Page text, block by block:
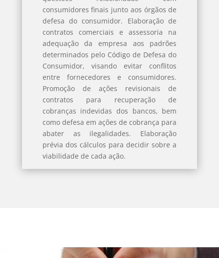
consumidores finais junto aos órgãos de
defesa do consumidor. Elaboração de
contratos comerciais e assessoria na
adequação da empresa aos padrões
determinados pelo Código de Defesa do
Consumidor, visando evitar conflitos
entre fornecedores e consumidores.
Promoção de ações revisionais de
contratos para recuperação de
cobranças indevidas dos bancos, bem
como defesa em ações de cobrança para
abater as ilegalidades. Elaboração
prévia dos cálculos para decidir sobre a
viabilidade de cada ação.